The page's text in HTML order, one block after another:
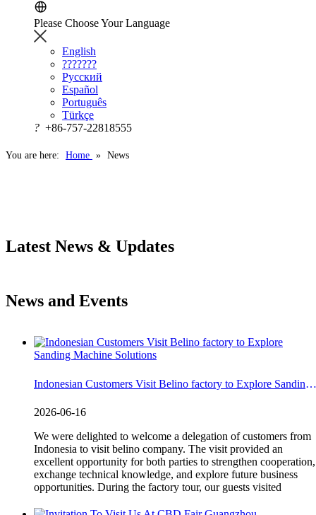
Please Choose Your Language
English
???????
Русский
Español
Português
Türkçe
? +86-757-22818555
You are here: Home » News
Latest News & Updates
News and Events
Indonesian Customers Visit Belino factory to Explore Sanding Machine Solutions
2026-06-16
We were delighted to welcome a delegation of customers from
Indonesia to visit belino company. The visit provided an
excellent opportunity for both parties to strengthen cooperation,
exchange technical knowledge, and explore future business
opportunities. During the factory tour, our guests visited